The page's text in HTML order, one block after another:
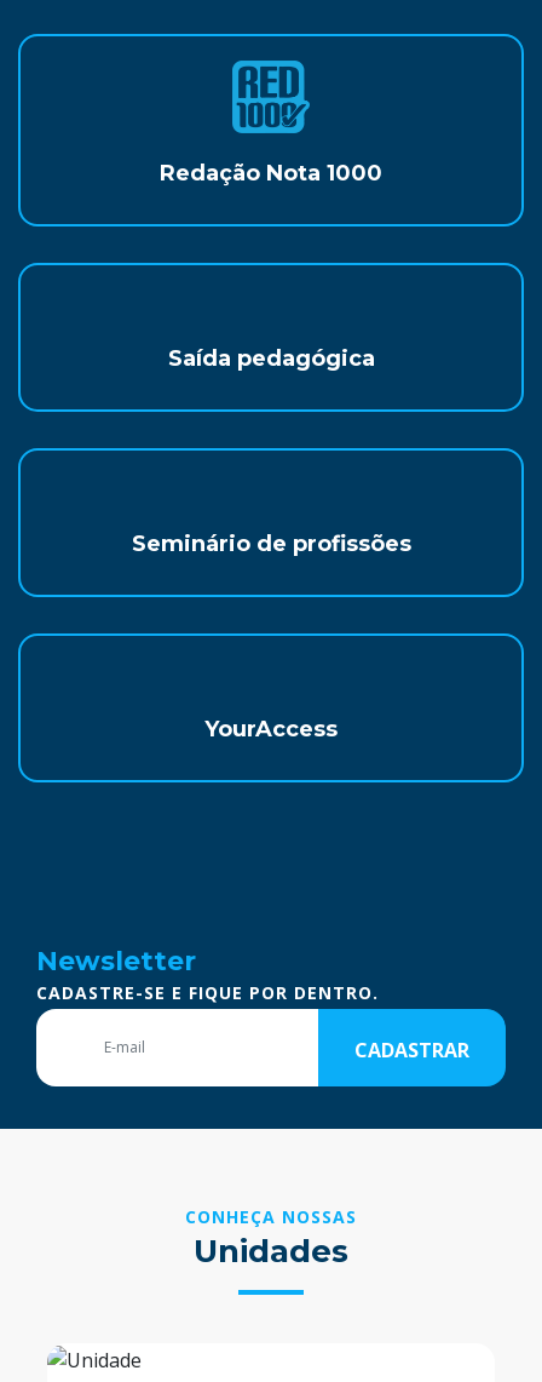
Redação Nota 1000
Saída pedagógica
Seminário de profissões
YourAccess
Newsletter
CADASTRE-SE E FIQUE POR DENTRO.
CADASTRAR
CONHEÇA NOSSAS
Unidades